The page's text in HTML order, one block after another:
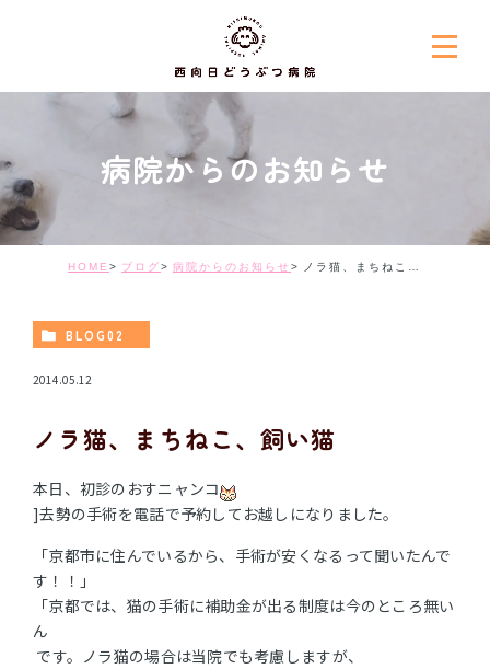
病院からのお知らせ
HOME ブログ 病院からのお知らせ ノラ猫、まちねこ、飼い猫
BLOG02
2014.05.12
ノラ猫、まちねこ、飼い猫
本日、初診のおすニャンコ
]去勢の手術を電話で予約してお越しになりました。
「京都市に住んでいるから、手術が安くなるって聞いたんで
す！！」
「京都では、猫の手術に補助金が出る制度は今のところ無い
ん
です。ノラ猫の場合は当院でも考慮しますが、